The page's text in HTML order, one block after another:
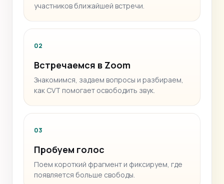
участников ближайшей встречи.
02
Встречаемся в Zoom
Знакомимся, задаем вопросы и разбираем,
как CVT помогает освободить звук.
03
Пробуем голос
Поем короткий фрагмент и фиксируем, где
появляется больше свободы.